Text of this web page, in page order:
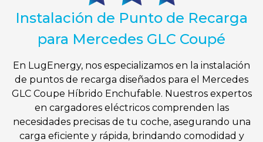
Instalación de Punto de Recarga
para Mercedes GLC Coupé
En LugEnergy, nos especializamos en la instalación
de puntos de recarga diseñados para el Mercedes
GLC Coupe Híbrido Enchufable. Nuestros expertos
en cargadores eléctricos comprenden las
necesidades precisas de tu coche, asegurando una
carga eficiente y rápida, brindando comodidad y